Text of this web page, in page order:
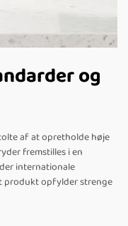
og
af at opretholde høje
fremstilles i en
internationale
produkt opfylder strenge